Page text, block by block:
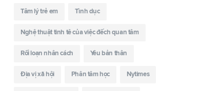
Tâm lý trẻ em Tình dục
Nghệ thuật tinh tê của việc đếch quan tâm
Rối loạn nhân cách Yêu bản thân
Địa vị xã hội Phân tâm học Nytimes